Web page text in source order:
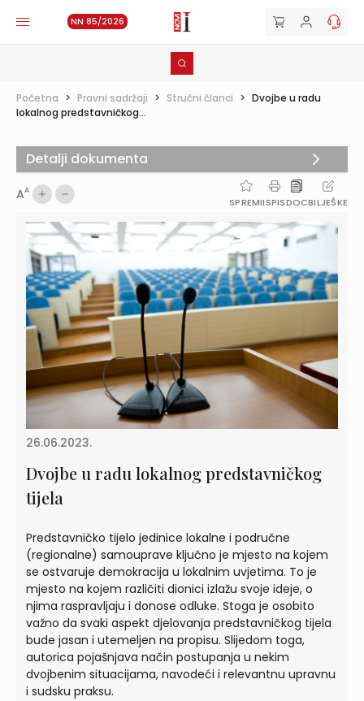
NN 85/2026
Početna > Pravni sadržaji > Stručni članci > Dvojbe u radu
lokalnog predstavničkog...
AA
SPREMIISPISDOCBILJEŠKE
26.06.2023.
Dvojbe u radu lokalnog predstavničkog
tijela
Predstavničko tijelo jedinice lokalne i područne
(regionalne) samouprave ključno je mjesto na kojem
se ostvaruje demokracija u lokalnim uvjetima. To je
mjesto na kojem različiti dionici izlažu svoje ideje, o
njima raspravljaju i donose odluke. Stoga je osobito
važno da svaki aspekt djelovanja predstavničkog tijela
bude jasan i utemeljen na propisu. Slijedom toga,
autorica pojašnjava način postupanja u nekim
dvojbenim situacijama, navodeći i relevantnu upravnu
i sudsku praksu.
Detalji dokumenta